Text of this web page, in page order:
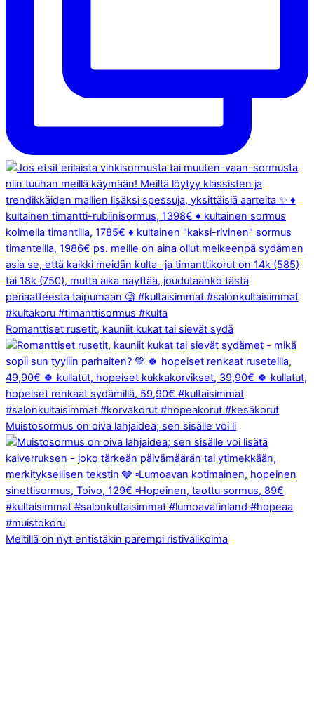
Romanttiset rusetit, kauniit kukat tai sievät sydä
Muistosormus on oiva lahjaidea; sen sisälle voi li
Meitillä on nyt entistäkin parempi ristivalikoima